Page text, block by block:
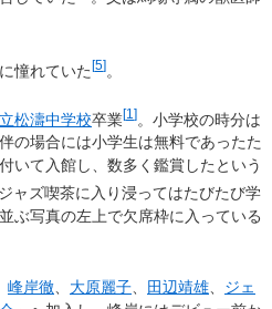
憧れていた [5] 。
松濤中学校卒業[1 ]。小学校の時分は
の場合には小学生は無料であったた
いて入館し、数多く鑑賞したという
ャズ喫茶に入り浸ってはたびたび学
ぶ写真の左上で欠席枠に入っている
峰岸徹、 大原麗子、 田辺靖雄、 ジェ